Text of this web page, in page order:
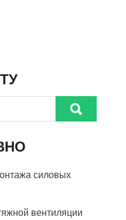
силовых
вентиляции